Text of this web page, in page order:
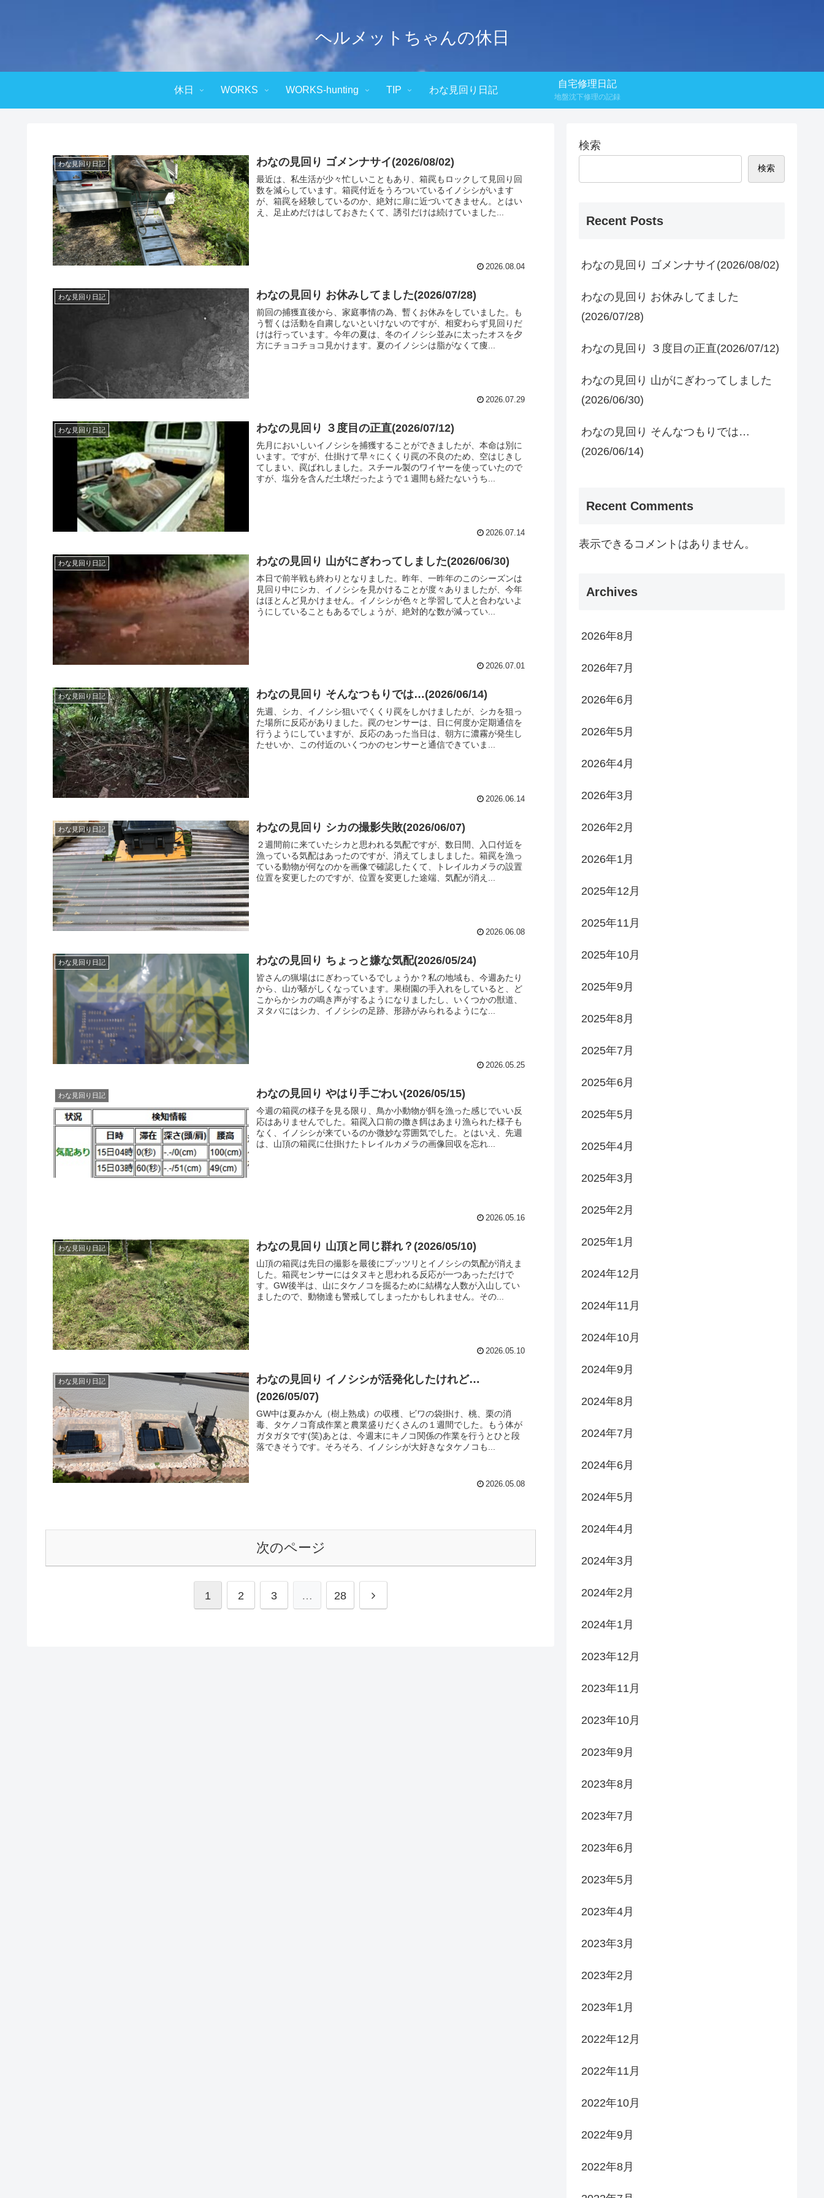
ヘルメットちゃんの休日
休日 WORKS WORKS-hunting TIP わな見回り日記
自宅修理日記
地盤沈下修理の記録
わな見回り日記 わなの見回り ゴメンナサイ(2026/08/02)
最近は、私生活が少々忙しいこともあり、箱罠もロックして見回り回
数を減らしています。箱罠付近をうろついているイノシシがいます
が、箱罠を経験しているのか、絶対に扉に近づいてきません。とはい
え、足止めだけはしておきたくて、誘引だけは続けていました...
2026.08.04
わな見回り日記 わなの見回り お休みしてました(2026/07/28)
前回の捕獲直後から、家庭事情の為、暫くお休みをしていました。も
う暫くは活動を自粛しないといけないのですが、相変わらず見回りだ
けは行っています。今年の夏は、冬のイノシシ並みに太ったオスを夕
方にチョコチョコ見かけます。夏のイノシシは脂がなくて痩...
2026.07.29
わな見回り日記 わなの見回り ３度目の正直(2026/07/12)
先月においしいイノシシを捕獲することができましたが、本命は別に
います。ですが、仕掛けて早々にくくり罠の不良のため、空はじきし
てしまい、罠ばれしました。スチール製のワイヤーを使っていたので
すが、塩分を含んだ土壌だったようで１週間も経たないうち...
2026.07.14
わな見回り日記 わなの見回り 山がにぎわってしました(2026/06/30)
本日で前半戦も終わりとなりました。昨年、一昨年のこのシーズンは
見回り中にシカ、イノシシを見かけることが度々ありましたが、今年
はほとんど見かけません。イノシシが色々と学習して人と合わないよ
うにしていることもあるでしょうが、絶対的な数が減ってい...
2026.07.01
わな見回り日記 わなの見回り そんなつもりでは…(2026/06/14)
先週、シカ、イノシシ狙いでくくり罠をしかけましたが、シカを狙っ
た場所に反応がありました。罠のセンサーは、日に何度か定期通信を
行うようにしていますが、反応のあった当日は、朝方に濃霧が発生し
たせいか、この付近のいくつかのセンサーと通信できていま...
2026.06.14
わな見回り日記 わなの見回り シカの撮影失敗(2026/06/07)
２週間前に来ていたシカと思われる気配ですが、数日間、入口付近を
漁っている気配はあったのですが、消えてしましました。箱罠を漁っ
ている動物が何なのかを画像で確認したくて、トレイルカメラの設置
位置を変更したのですが、位置を変更した途端、気配が消え...
2026.06.08
わな見回り日記 わなの見回り ちょっと嫌な気配(2026/05/24)
皆さんの猟場はにぎわっているでしょうか？私の地域も、今週あたり
から、山が騒がしくなっています。果樹園の手入れをしていると、ど
こからかシカの鳴き声がするようになりましたし、いくつかの獣道、
ヌタバにはシカ、イノシシの足跡、形跡がみられるようにな...
2026.05.25
わな見回り日記 わなの見回り やはり手ごわい(2026/05/15)
今週の箱罠の様子を見る限り、鳥か小動物が餌を漁った感じでいい反
応はありませんでした。箱罠入口前の撒き餌はあまり漁られた様子も
なく、イノシシが来ているのか微妙な雰囲気でした。とはいえ、先週
は、山頂の箱罠に仕掛けたトレイルカメラの画像回収を忘れ...
2026.05.16
わな見回り日記 わなの見回り 山頂と同じ群れ？(2026/05/10)
山頂の箱罠は先日の撮影を最後にプッツリとイノシシの気配が消えま
した。箱罠センサーにはタヌキと思われる反応が一つあっただけで
す。GW後半は、山にタケノコを掘るために結構な人数が入山してい
ましたので、動物達も警戒してしまったかもしれません。その...
2026.05.10
わな見回り日記
わなの見回り イノシシが活発化したけれど…
(2026/05/07)
GW中は夏みかん（樹上熟成）の収穫、ビワの袋掛け、桃、栗の消
毒、タケノコ育成作業と農業盛りだくさんの１週間でした。もう体が
ガタガタです(笑)あとは、今週末にキノコ関係の作業を行うとひと段
落できそうです。そろそろ、イノシシが大好きなタケノコも...
2026.05.08
次のページ
1 2 3 … 28 次
検索
検索
Recent Posts
わなの見回り ゴメンナサイ(2026/08/02)
わなの見回り お休みしてました
(2026/07/28)
わなの見回り ３度目の正直(2026/07/12)
わなの見回り 山がにぎわってしました
(2026/06/30)
わなの見回り そんなつもりでは…
(2026/06/14)
Recent Comments
表示できるコメントはありません。
Archives
2026年8月
2026年7月
2026年6月
2026年5月
2026年4月
2026年3月
2026年2月
2026年1月
2025年12月
2025年11月
2025年10月
2025年9月
2025年8月
2025年7月
2025年6月
2025年5月
2025年4月
2025年3月
2025年2月
2025年1月
2024年12月
2024年11月
2024年10月
2024年9月
2024年8月
2024年7月
2024年6月
2024年5月
2024年4月
2024年3月
2024年2月
2024年1月
2023年12月
2023年11月
2023年10月
2023年9月
2023年8月
2023年7月
2023年6月
2023年5月
2023年4月
2023年3月
2023年2月
2023年1月
2022年12月
2022年11月
2022年10月
2022年9月
2022年8月